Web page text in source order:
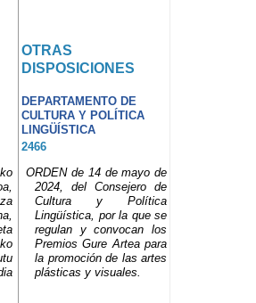
OTRAS
DISPOSICIONES
DEPARTAMENTO DE
CULTURA Y POLÍTICA
LINGÜÍSTICA
2466
ORDEN de 14 de mayo de
2024, del Consejero de
Cultura y Política
Lingüística, por la que se
regulan y convocan los
Premios Gure Artea para
la promoción de las artes
plásticas y visuales.